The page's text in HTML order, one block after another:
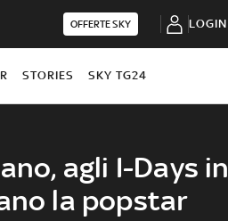
OFFERTE SKY LOGIN
STORIES SKY TG24
agli I-Days in
la popstar